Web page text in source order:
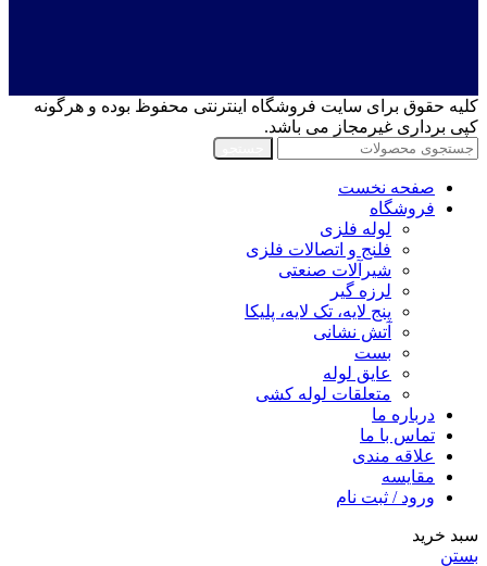
کلیه حقوق برای سایت فروشگاه اینترنتی محفوظ بوده و هرگونه
کپی برداری غیرمجاز می باشد.
صفحه نخست
فروشگاه
لوله فلزی
فلنج و اتصالات فلزی
شیرآلات صنعتی
لرزه گیر
پنج لایه، تک لایه، پلیکا
آتش نشانی
بست
عایق لوله
متعلقات لوله کشی
درباره ما
تماس با ما
علاقه مندی
مقايسه
ورود / ثبت نام
سبد خرید
بستن